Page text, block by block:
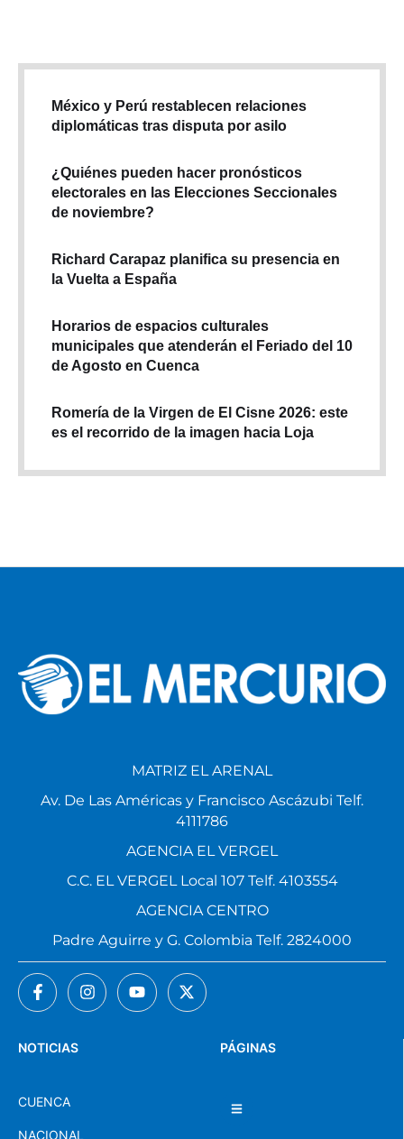
México y Perú restablecen relaciones
diplomáticas tras disputa por asilo
¿Quiénes pueden hacer pronósticos
electorales en las Elecciones Seccionales
de noviembre?
Richard Carapaz planifica su presencia en
la Vuelta a España
Horarios de espacios culturales
municipales que atenderán el Feriado del 10
de Agosto en Cuenca
Romería de la Virgen de El Cisne 2026: este
es el recorrido de la imagen hacia Loja
PÁGINAS
NOTICIAS
CUENCA
NACIONAL
MATRIZ EL ARENAL
Av. De Las Américas y Francisco Ascázubi Telf.
4111786
AGENCIA EL VERGEL
C.C. EL VERGEL Local 107 Telf. 4103554
AGENCIA CENTRO
Padre Aguirre y G. Colombia Telf. 2824000